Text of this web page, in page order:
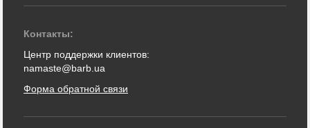
Контакты:
Центр поддержки клиентов:
namaste@barb.ua
Форма обратной связи